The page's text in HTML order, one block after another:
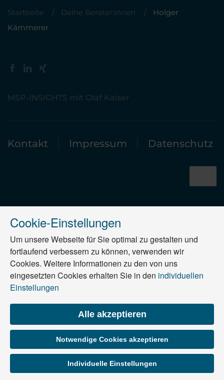
Startseite Deine Berater:innen
Holger
Kämmerer
MSP-INSIGHTS mit Olaf Kaiser
Kontakt Impressum Datenschutz
Cookie-Einstellungen
Um unsere Webseite für Sie optimal zu gestalten und
fortlaufend verbessern zu können, verwenden wir
Cookies. Weitere Informationen zu den von uns
eingesetzten Cookies erhalten Sie in den individuellen
Einstellungen
Alle akzeptieren
Notwendige Cookies akzeptieren
Individuelle Einstellungen